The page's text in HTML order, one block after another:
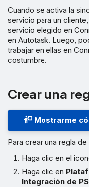
Cuando se activa la
servicio para un
servicio elegido en
en Autotask. Luego,
trabajar en ellas en
costumbre.
Crear una
Mostrarme
Para crear una regla
Haga clic en el
Haga clic en
Integración de